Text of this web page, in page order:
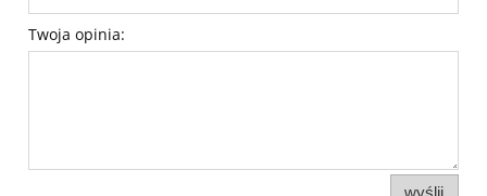
Twoja opinia:
wyślij